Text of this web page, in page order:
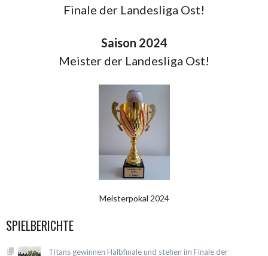
Finale der Landesliga Ost!
Saison 2024
Meister der Landesliga Ost!
Meisterpokal 2024
SPIELBERICHTE
Titans gewinnen Halbfinale und stehen im Finale der